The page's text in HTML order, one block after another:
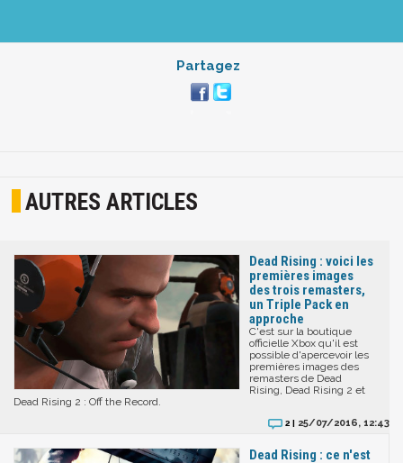
Partagez
AUTRES ARTICLES
Dead Rising : voici les
premières images
des trois remasters,
un Triple Pack en
approche
C'est sur la boutique
officielle Xbox qu'il est
possible d'apercevoir les
premières images des
remasters de Dead
Rising, Dead Rising 2 et
Dead Rising 2 : Off the Record.
2 | 25/07/2016, 12:43
Dead Rising : ce n'est